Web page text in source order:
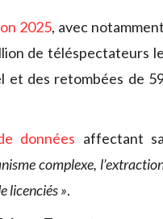
2025, avec notamment
de téléspectateurs le
et des retombées de
données affectant sa
complexe,
licenciés ».